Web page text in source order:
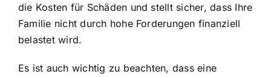
die Kosten für Schäden und stellt sicher, dass Ihre
Familie nicht durch hohe Forderungen finanziell
belastet wird.
Es ist auch wichtig zu beachten, dass eine